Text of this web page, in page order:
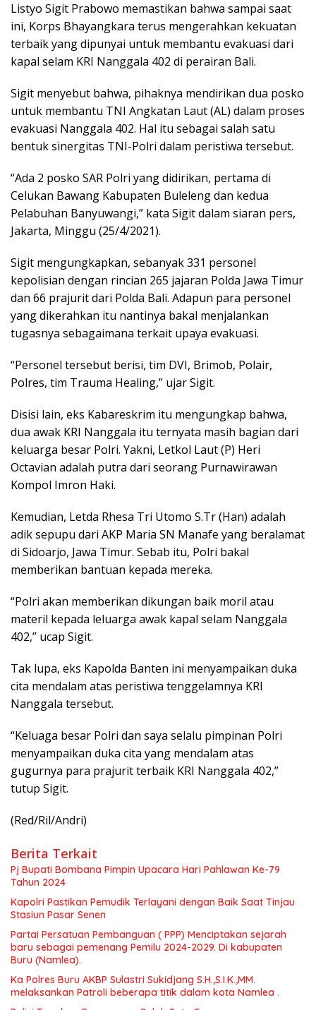
Listyo Sigit Prabowo memastikan bahwa sampai saat
ini, Korps Bhayangkara terus mengerahkan kekuatan
terbaik yang dipunyai untuk membantu evakuasi dari
kapal selam KRI Nanggala 402 di perairan Bali.
Sigit menyebut bahwa, pihaknya mendirikan dua posko
untuk membantu TNI Angkatan Laut (AL) dalam proses
evakuasi Nanggala 402. Hal itu sebagai salah satu
bentuk sinergitas TNI-Polri dalam peristiwa tersebut.
“Ada 2 posko SAR Polri yang didirikan, pertama di
Celukan Bawang Kabupaten Buleleng dan kedua
Pelabuhan Banyuwangi,” kata Sigit dalam siaran pers,
Jakarta, Minggu (25/4/2021).
Sigit mengungkapkan, sebanyak 331 personel
kepolisian dengan rincian 265 jajaran Polda Jawa Timur
dan 66 prajurit dari Polda Bali. Adapun para personel
yang dikerahkan itu nantinya bakal menjalankan
tugasnya sebagaimana terkait upaya evakuasi.
“Personel tersebut berisi, tim DVI, Brimob, Polair,
Polres, tim Trauma Healing,” ujar Sigit.
Disisi lain, eks Kabareskrim itu mengungkap bahwa,
dua awak KRI Nanggala itu ternyata masih bagian dari
keluarga besar Polri. Yakni, Letkol Laut (P) Heri
Octavian adalah putra dari seorang Purnawirawan
Kompol Imron Haki.
Kemudian, Letda Rhesa Tri Utomo S.Tr (Han) adalah
adik sepupu dari AKP Maria SN Manafe yang beralamat
di Sidoarjo, Jawa Timur. Sebab itu, Polri bakal
memberikan bantuan kepada mereka.
“Polri akan memberikan dikungan baik moril atau
materil kepada leluarga awak kapal selam Nanggala
402,” ucap Sigit.
Tak lupa, eks Kapolda Banten ini menyampaikan duka
cita mendalam atas peristiwa tenggelamnya KRI
Nanggala tersebut.
“Keluaga besar Polri dan saya selalu pimpinan Polri
menyampaikan duka cita yang mendalam atas
gugurnya para prajurit terbaik KRI Nanggala 402,”
tutup Sigit.
(Red/Ril/Andri)
Berita Terkait
Pj Bupati Bombana Pimpin Upacara Hari Pahlawan Ke-79
Tahun 2024
Kapolri Pastikan Pemudik Terlayani dengan Baik Saat Tinjau
Stasiun Pasar Senen
Partai Persatuan Pembanguan ( PPP) Menciptakan sejarah
baru sebagai pemenang Pemilu 2024-2029. Di kabupaten
Buru (Namlea).
Ka Polres Buru AKBP Sulastri Sukidjang S.H.,S.I.K.,MM.
melaksankan Patroli beberapa titik dalam kota Namlea .